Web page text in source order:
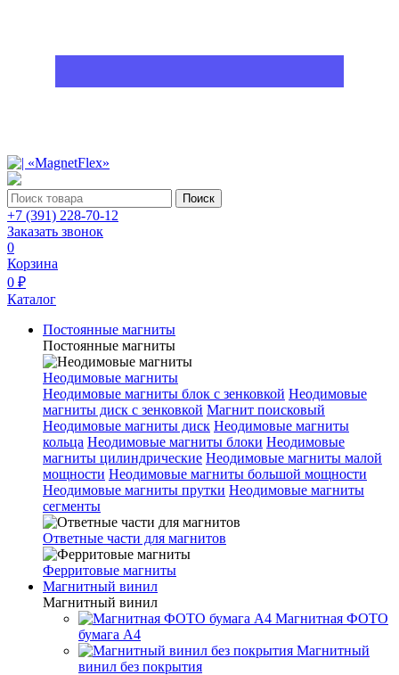
Поиск
+7 (391) 228-70-12
Заказать звонок
0
Корзина
0 ₽
Каталог
Постоянные магниты
Постоянные магниты
Неодимовые магниты
Неодимовые магниты блок с зенковкой Неодимовые
магниты диск с зенковкой Магнит поисковый
Неодимовые магниты диск Неодимовые магниты
кольца Неодимовые магниты блоки Неодимовые
магниты цилиндрические Неодимовые магниты малой
мощности Неодимовые магниты большой мощности
Неодимовые магниты прутки Неодимовые магниты
сегменты
Ответные части для магнитов
Ферритовые магниты
Магнитный винил
Магнитный винил
Магнитная ФОТО
бумага А4
Магнитный
винил без покрытия